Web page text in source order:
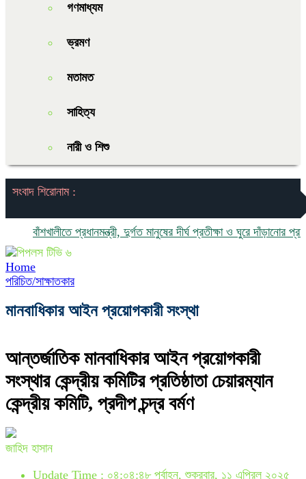
গণমাধ্যম
ভ্রমণ
মতামত
সাহিত্য
নারী ও শিশু
সংবাদ শিরোনাম :
বাঁশখালীতে প্রধানমন্ত্রী, দুর্গত মানুষের দীর্ঘ প্রতীক্ষা ও ঘুরে দাঁড়ানোর প্রত্যাশা
Home
পরিচিত/সাক্ষাতকার
মানবাধিকার আইন প্রয়োগকারী সংস্থা
আন্তর্জাতিক মানবাধিকার আইন প্রয়োগকারী
সংস্থার কেন্দ্রীয় কমিটির প্রতিষ্ঠাতা চেয়ারম্যান
কেন্দ্রীয় কমিটি, প্রদীপ চন্দ্র বর্মণ
জাহিদ হাসান
Update Time : ০৪:০৪:৪৮ পূর্বাহ্ন, শুক্রবার, ১১ এপ্রিল ২০২৫